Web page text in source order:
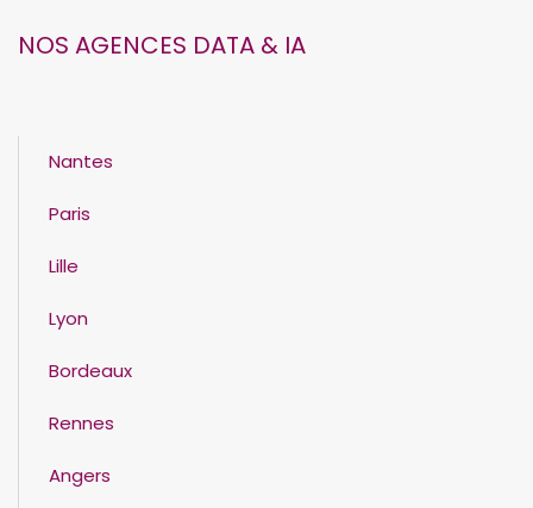
NOS AGENCES DATA & IA
Nantes
Paris
Lille
Lyon
Bordeaux
Rennes
Angers